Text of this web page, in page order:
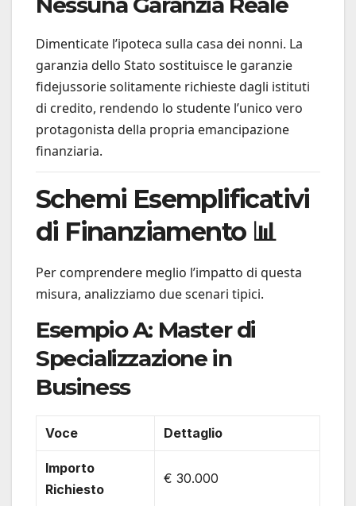
Dimenticate l’ipoteca sulla casa dei nonni. La
garanzia dello Stato sostituisce le garanzie
fidejussorie solitamente richieste dagli istituti
di credito, rendendo lo studente l’unico vero
protagonista della propria emancipazione
finanziaria.
Schemi Esemplificativi
di Finanziamento 📊
Per comprendere meglio l’impatto di questa
misura, analizziamo due scenari tipici.
Esempio A: Master di
Specializzazione in
Business
Voce Dettaglio
Importo
Richiesto
€ 30.000